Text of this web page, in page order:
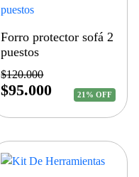
Forro protector sofá 2
puestos
$120.000
$95.000 21% OFF